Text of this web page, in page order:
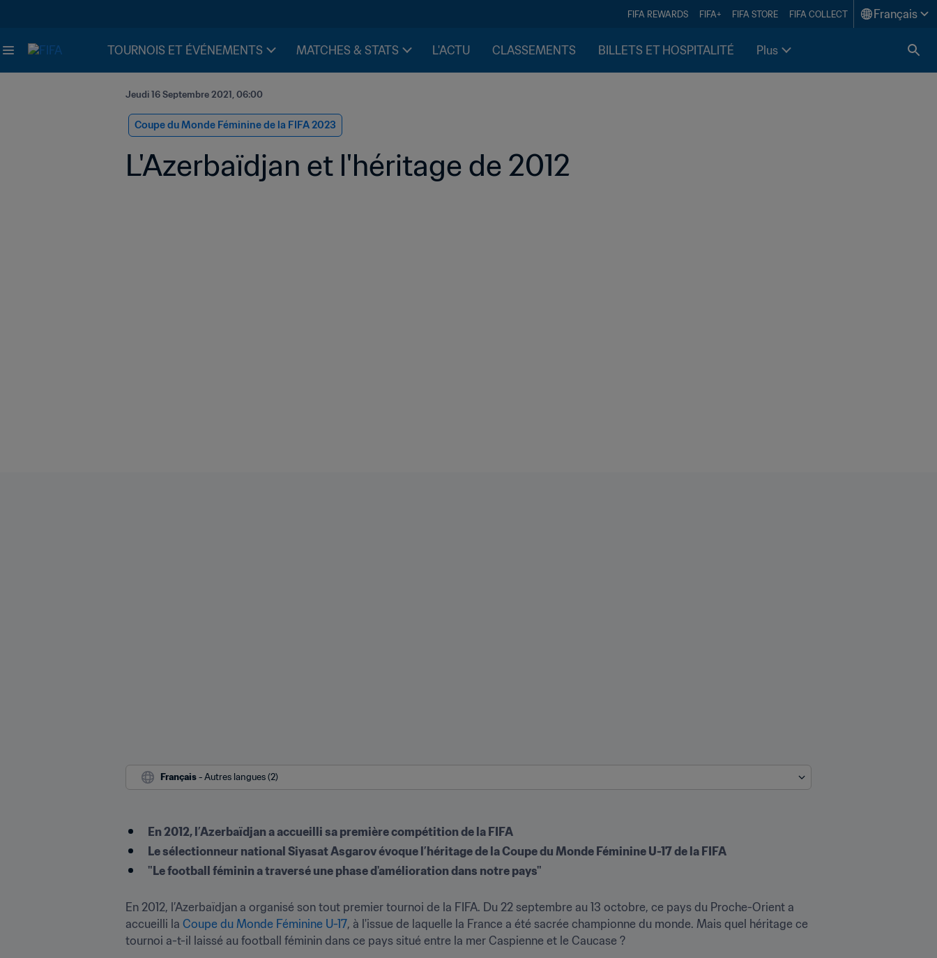
FIFA REWARDS FIFA+ FIFA STORE FIFA COLLECT Français
TOURNOIS ET ÉVÉNEMENTS MATCHES & STATS L'ACTU CLASSEMENTS BILLETS ET HOSPITALITÉ Plus
Jeudi 16 Septembre 2021, 06:00
Coupe du Monde Féminine de la FIFA 2023
L'Azerbaïdjan et l'héritage de 2012
Français - Autres langues (2)
En 2012, l’Azerbaïdjan a accueilli sa première compétition de la FIFA
Le sélectionneur national Siyasat Asgarov évoque l’héritage de la Coupe du Monde Féminine U-17 de la FIFA
"Le football féminin a traversé une phase d'amélioration dans notre pays"
En 2012, l’Azerbaïdjan a organisé son tout premier tournoi de la FIFA. Du 22 septembre au 13 octobre, ce pays du Proche-Orient a
accueilli la Coupe du Monde Féminine U-17, à l'issue de laquelle la France a été sacrée championne du monde. Mais quel héritage ce
tournoi a-t-il laissé au football féminin dans ce pays situé entre la mer Caspienne et le Caucase ?